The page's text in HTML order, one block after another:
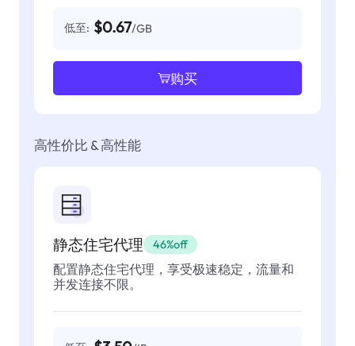
低至: $0.67/GB
购买
高性价比 & 高性能
静态住宅代理 46%off
配置静态住宅代理，享受极速稳定，流量和
并发连接不限。